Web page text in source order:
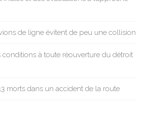
de ligne évitent de peu une collision
conditions à toute réouverture du détroit
morts dans un accident de la route